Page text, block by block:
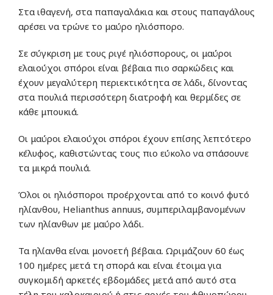
Στα ιθαγενή, στα παπαγαλάκια και στους παπαγάλους
αρέσει να τρώνε το μαύρο ηλιόσπορο.
Σε σύγκριση με τους ριγέ ηλιόσπορους, οι μαύροι
ελαιούχοι σπόροι είναι βέβαια πιο σαρκώδεις και
έχουν μεγαλύτερη περιεκτικότητα σε λάδι, δίνοντας
στα πουλιά περισσότερη διατροφή και θερμίδες σε
κάθε μπουκιά.
Οι μαύροι ελαιούχοι σπόροι έχουν επίσης λεπτότερο
κέλυφος, καθιστώντας τους πιο εύκολο να σπάσουνε
τα μικρά πουλιά.
Όλοι οι ηλιόσποροι προέρχονται από το κοινό φυτό
ηλίανθου, Helianthus annuus, συμπεριλαμβανομένων
των ηλίανθων με μαύρο λάδι.
Τα ηλίανθα είναι μονοετή βέβαια. Ωριμάζουν 60 έως
100 ημέρες μετά τη σπορά και είναι έτοιμα για
συγκομιδή αρκετές εβδομάδες μετά από αυτό στα